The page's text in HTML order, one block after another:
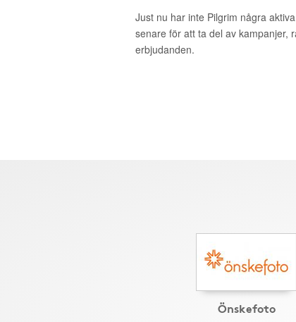
Just nu har inte Pilgrim några
senare för att ta del av kampanjer,
erbjudanden.
Önskefoto